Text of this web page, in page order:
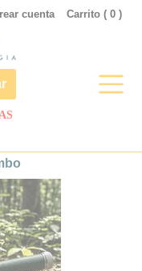
Carrito ( 0 )
cuenta
Ed
Firmada
impone
por su
y
de
de